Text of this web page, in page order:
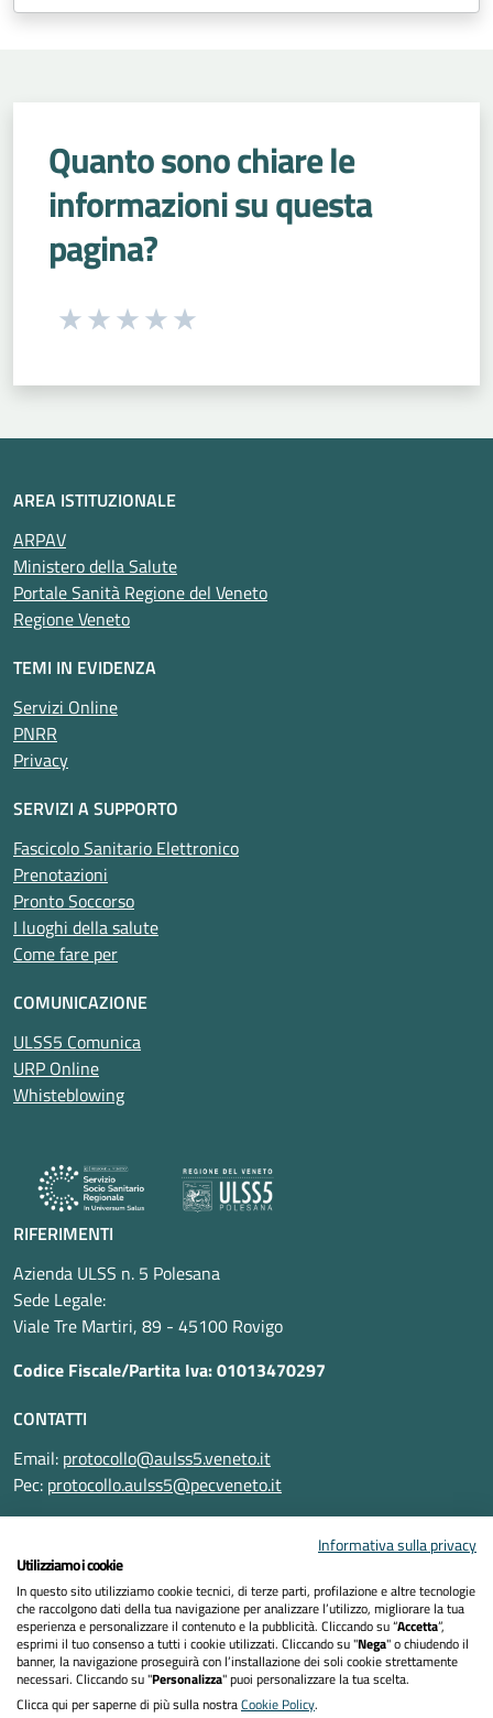
Quanto sono chiare le
informazioni su questa
pagina?
Seleziona una valutazione da 1 a 5 stelle
AREA ISTITUZIONALE
ARPAV
Ministero della Salute
Portale Sanità Regione del Veneto
Regione Veneto
TEMI IN EVIDENZA
Servizi Online
PNRR
Privacy
SERVIZI A SUPPORTO
Fascicolo Sanitario Elettronico
Prenotazioni
Pronto Soccorso
I luoghi della salute
Come fare per
COMUNICAZIONE
ULSS5 Comunica
URP Online
Whisteblowing
RIFERIMENTI
Azienda ULSS n. 5 Polesana
Sede Legale:
Viale Tre Martiri, 89 - 45100 Rovigo
Codice Fiscale/Partita Iva: 01013470297
CONTATTI
Email: protocollo@aulss5.veneto.it
Pec: protocollo.aulss5@pecveneto.it
Informativa privacy
Dichiarazione di accessibilità
Informativa sulla privacy
Utilizziamo i cookie
In questo sito utilizziamo cookie tecnici, di terze parti, profilazione e altre tecnologie
che raccolgono dati della tua navigazione per analizzare l’utilizzo, migliorare la tua
esperienza e personalizzare il contenuto e la pubblicità. Cliccando su “Accetta”,
esprimi il tuo consenso a tutti i cookie utilizzati. Cliccando su "Nega" o chiudendo il
banner, la navigazione proseguirà con l’installazione dei soli cookie strettamente
necessari. Cliccando su "Personalizza" puoi personalizzare la tua scelta.
Clicca qui per saperne di più sulla nostraCookie Policy.